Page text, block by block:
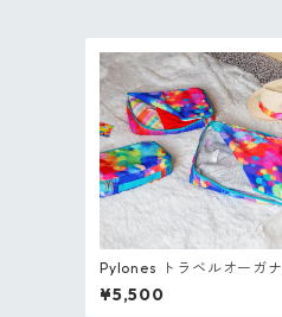
Pylones トラベルオーガナ
イザー3個セット
¥5,500